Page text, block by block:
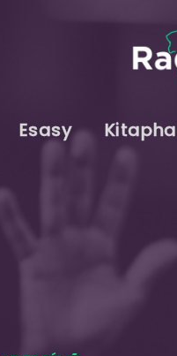
Esasy